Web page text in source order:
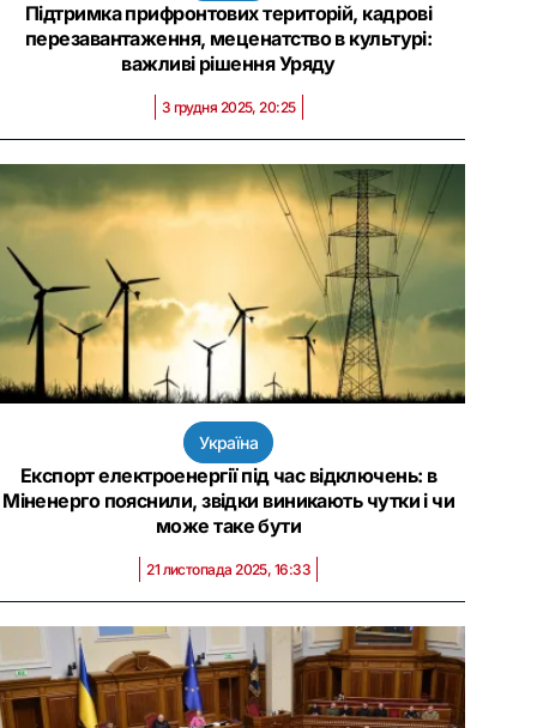
Підтримка прифронтових територій, кадрові
перезавантаження, меценатство в культурі:
важливі рішення Уряду
3 грудня 2025, 20:25
Україна
Експорт електроенергії під час відключень: в
Міненерго пояснили, звідки виникають чутки і чи
може таке бути
21 листопада 2025, 16:33